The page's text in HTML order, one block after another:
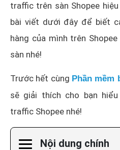
traffic trên sàn Shopee
bài viết dưới đây để biết
hàng của mình trên
sàn nhé!
Trước hết cùng Phần mềm
sẽ giải thích cho bạn
traffic Shopee nhé!
Nội dung chính